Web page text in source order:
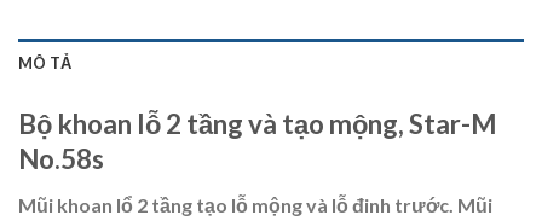
MÔ TẢ
Bộ khoan lỗ 2 tầng và tạo mộng, Star-M
No.58s
Mũi khoan lổ 2 tầng tạo lỗ mộng và lỗ đinh trước. Mũi